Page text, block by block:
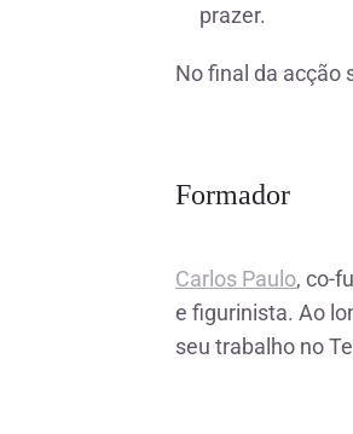
prazer.
No final da acção
Formador
Carlos Paulo, co-
e figurinista. Ao
seu trabalho no